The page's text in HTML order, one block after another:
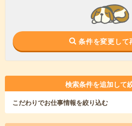
条件を変更して
検索条件を追加して
こだわりでお仕事情報を絞り込む